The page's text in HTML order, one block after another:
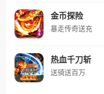
金币探险
暴走传奇送充
热血千刀斩
送骑送百万